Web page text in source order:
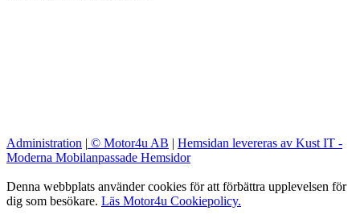
Administration | © Motor4u AB | Hemsidan levereras av Kust IT -
Moderna Mobilanpassade Hemsidor
Denna webbplats använder cookies för att förbättra upplevelsen för
dig som besökare. Läs Motor4u Cookiepolicy.